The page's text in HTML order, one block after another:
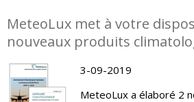
MeteoLux met à votre
nouveaux produits
3-09-2019
MeteoLux a élaboré 2